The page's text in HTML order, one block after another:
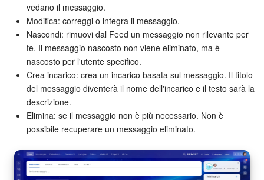
vedano il messaggio.
Modifica: correggi o integra il messaggio.
Nascondi: rimuovi dal Feed un messaggio non rilevante per
te. Il messaggio nascosto non viene eliminato, ma è
nascosto per l'utente specifico.
Crea incarico: crea un incarico basata sul messaggio. Il titolo
del messaggio diventerà il nome dell'incarico e il testo sarà la
descrizione.
Elimina: se il messaggio non è più necessario. Non è
possibile recuperare un messaggio eliminato.